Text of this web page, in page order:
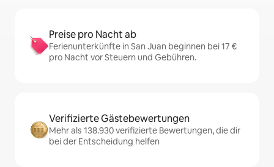
Preise pro Nacht ab
Ferienunterkünfte in San Juan beginnen bei 17 €
pro Nacht vor Steuern und Gebühren.
Verifizierte Gästebewertungen
Mehr als 138.930 verifizierte Bewertungen, die dir
bei der Entscheidung helfen